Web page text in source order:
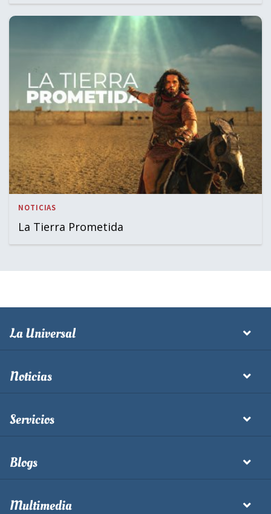
NOTICIAS
La Tierra Prometida
La Universal
Noticias
Servicios
Blogs
Multimedia